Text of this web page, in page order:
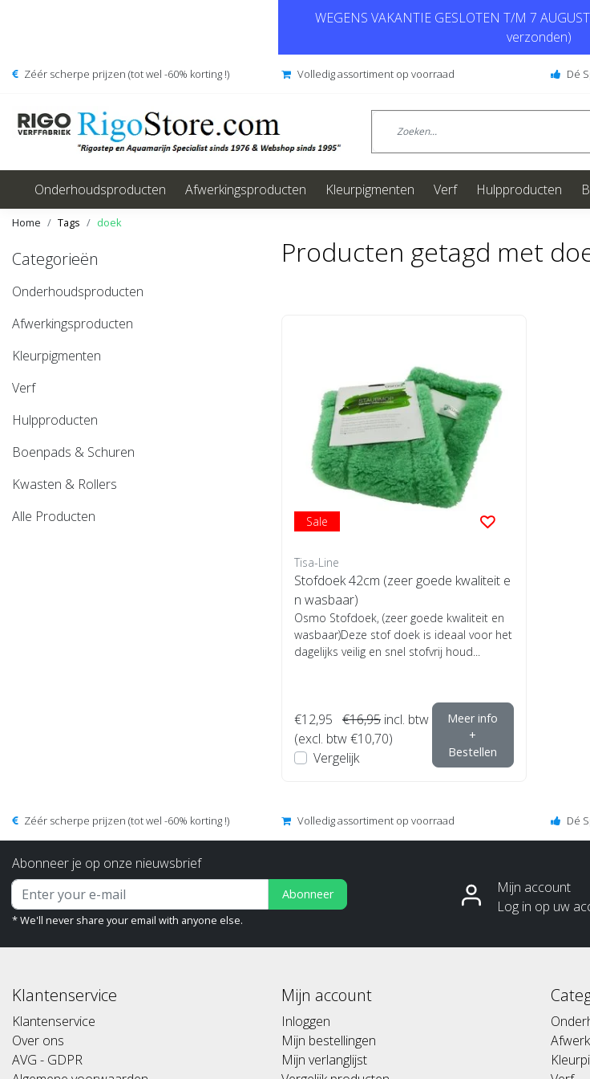
WEGENS VAKANTIE GESLOTEN T/M 7
verzonden)
Zéér scherpe prijzen (tot wel -60% korting !) Volledig assortiment op voorraad Dé
Onderhoudsproducten Afwerkingsproducten Kleurpigmenten Verf Hulpproducten
Home Tags doek
Categorieën
Onderhoudsproducten
Afwerkingsproducten
Kleurpigmenten
Verf
Hulpproducten
Boenpads & Schuren
Kwasten & Rollers
Alle Producten
Producten getagd met
Sale
Tisa-Line
Stofdoek 42cm (zeer goede kwaliteit e
n wasbaar)
Osmo Stofdoek, (zeer goede kwaliteit en
wasbaar)Deze stof doek is ideaal voor het
dagelijks veilig en snel stofvrij houd...
€12,95 €16,95 incl. btw
(excl. btw €10,70)
Vergelijk
Meer info
+
Bestellen
Zéér scherpe prijzen (tot wel -60% korting !) Volledig assortiment op voorraad Dé
Abonneer je op onze nieuwsbrief
Abonneer
* We'll never share your email with anyone else.
Mijn account
Log in op uw
Klantenservice
Klantenservice
Over ons
AVG - GDPR
Mijn account
Inloggen
Mijn bestellingen
Mijn verlanglijst